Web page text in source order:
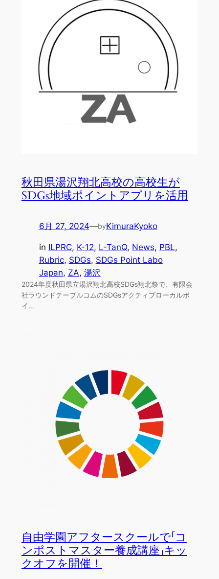
秋田県湯沢翔北高校の高校生が
SDGs地域ポイントアプリを活用
6月 27, 2024—byKimuraKyoko
in ILPRC, K-12, L-TanQ, News, PBL
Rubric, SDGs, SDGs Point Labo
Japan, ZA, 湯沢
2024年度秋田県立湯沢翔北高校SDGs翔北祭で、有限会
社ラウンドテーブルコムのSDGsアクティブローカルポ
イ…
自由学園アフタースクールで「コ
ンポストマスター養成講座」キッ
クオフを開催！